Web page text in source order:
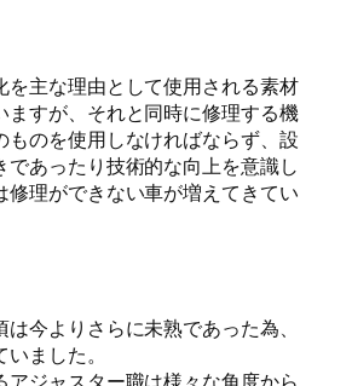
を主な理由として使用される素材
ますが、それと同時に修理する機
ものを使用しなければならず、設
であったり技術的な向上を意識し
修理ができない車が増えてきてい
今よりさらに未熟であった為、
ました。